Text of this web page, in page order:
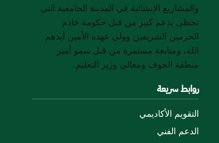
والمشاريع الإنشائية في المدينة الجامعية التي
تحظى بدعم كبير من قبل حكومة خادم
الحرمين الشريفين وولي عهده الأمين أيدهم
الله، ومتابعة مستمرة من قبل سمو أمير
منطقة الجوف ومعالي وزير التعليم.
روابط سريعة
التقويم الأكاديمي
الدعم الفني